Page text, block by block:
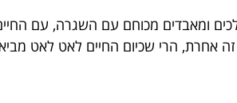
אחרת, הרי שכיום החיים לאט לאט